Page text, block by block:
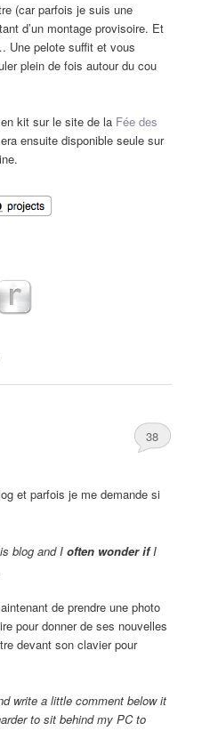
(car parfois je suis une
d’un montage provisoire. Et
Une pelote suffit et vous
plein de fois autour du cou
kit sur le site de la Fée des
ensuite disponible seule sur
38
et parfois je me demande si
blog and I often wonderifI
de prendre une photo
pour donner de ses nouvelles
devant son clavier pour
write a little comment below it
to sit behind my PC to